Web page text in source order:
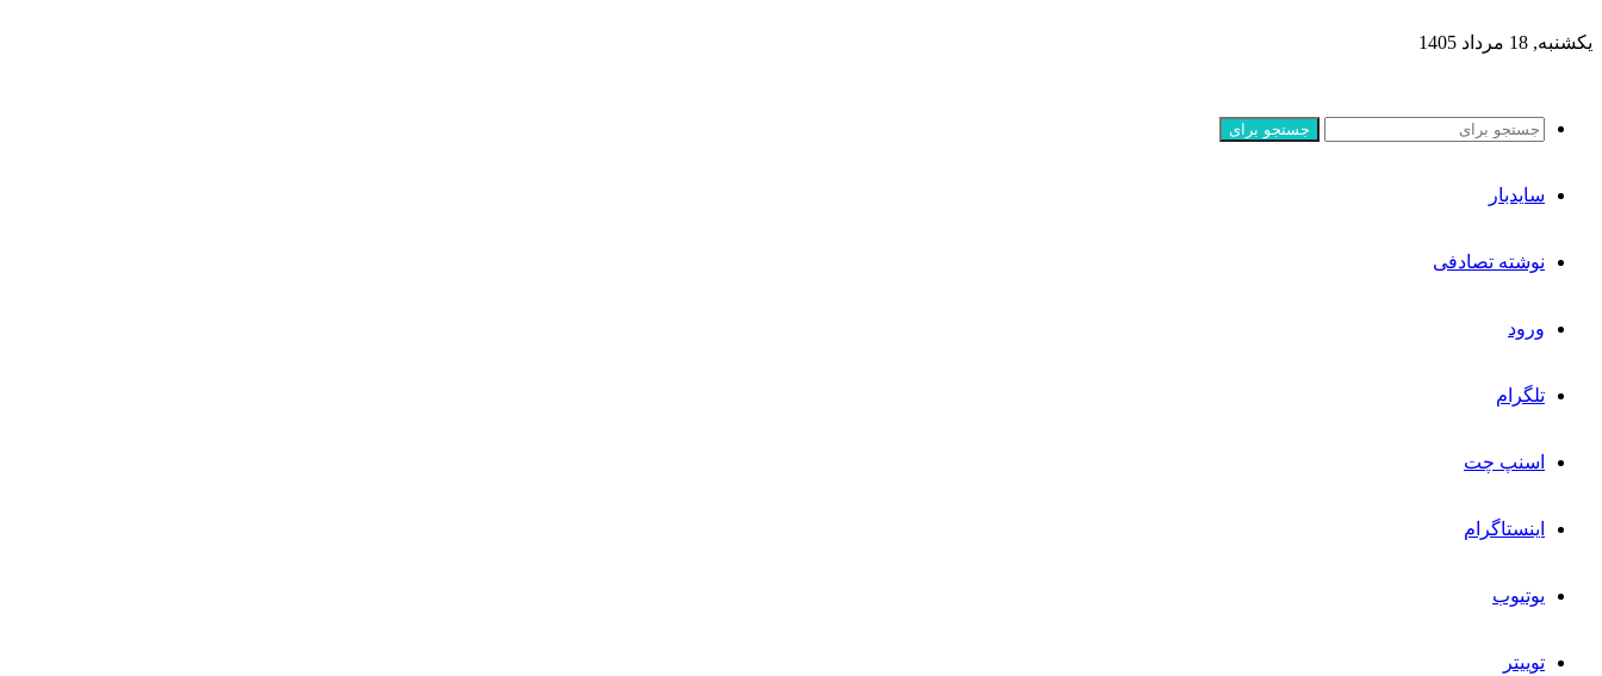
یکشنبه, 18 مرداد 1405
جستجو برای
سایدبار
نوشته تصادفی
ورود
تلگرام
اسنپ چت
اینستاگرام
یوتیوب
توییتر